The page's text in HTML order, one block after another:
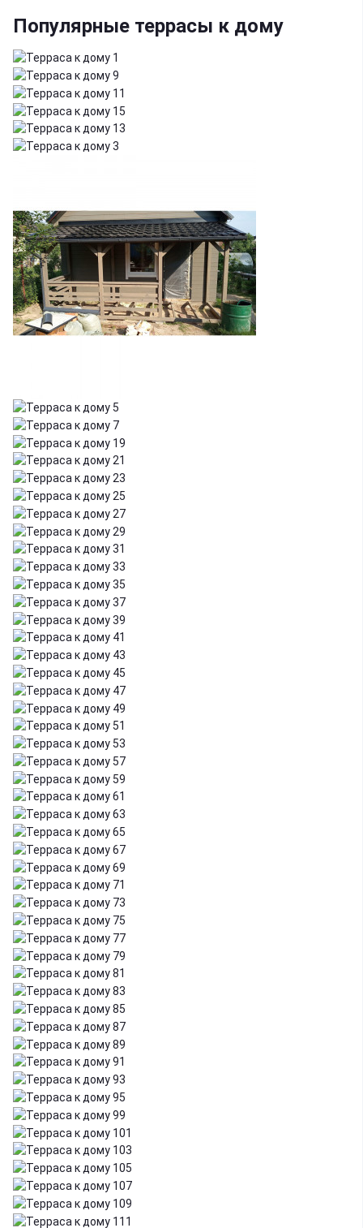
Популярные террасы к дому